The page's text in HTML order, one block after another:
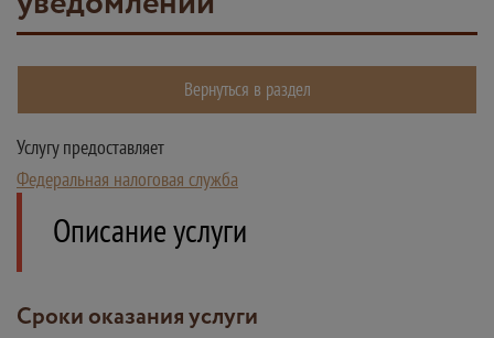
Вернуться в раздел
Услугу предоставляет
Федеральная налоговая служба
Описание услуги
Сроки оказания услуги